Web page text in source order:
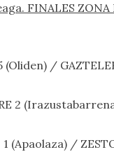
FINALES ZONA
(Oliden) /
2
(Apaolaza) /